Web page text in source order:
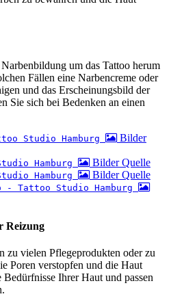
um das Tattoo herum
Fällen eine Narbencreme oder
und das Erscheinungsbild der
Sie sich bei Bedenken an einen
Bilder
Bilder Quelle
Bilder Quelle
Reizung
zu vielen Pflegeprodukten oder zu
Poren verstopfen und die Haut
Ihrer Haut und passen